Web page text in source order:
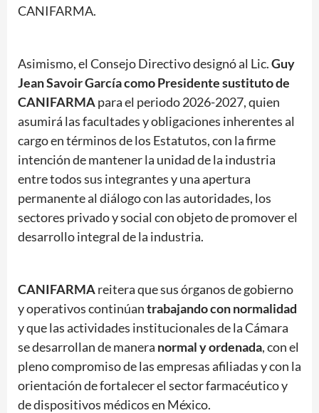
CANIFARMA.
Asimismo, el Consejo Directivo designó al Lic.Guy
Jean Savoir García como Presidente sustituto de
CANIFARMApara el periodo 2026-2027, quien
asumirá las facultades y obligaciones inherentes al
cargo en términos de los Estatutos, con la firme
intención de mantener la unidad de la industria
entre todos sus integrantes y una apertura
permanente al diálogo con las autoridades, los
sectores privado y social con objeto de promover el
desarrollo integral de la industria.
CANIFARMAreitera que sus órganos de gobierno
y operativos continúantrabajando con normalidad
y que las actividades institucionales de la Cámara
se desarrollan de manera normal y ordenada, con el
pleno compromiso de las empresas afiliadas y con la
orientación de fortalecer el sector farmacéutico y
de dispositivos médicos en México.